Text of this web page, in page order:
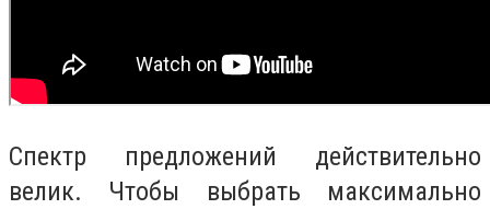
Спектр предложений действительно
велик. Чтобы выбрать максимально